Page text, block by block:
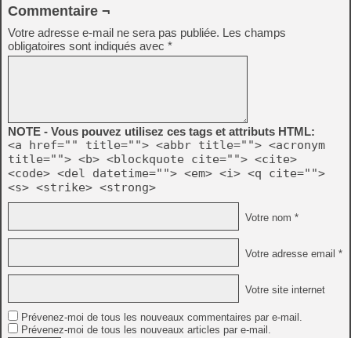
Commentaire ¬
Votre adresse e-mail ne sera pas publiée. Les champs
obligatoires sont indiqués avec *
NOTE - Vous pouvez utilisez ces tags et attributs HTML:
<a href="" title=""> <abbr title=""> <acronym
title=""> <b> <blockquote cite=""> <cite>
<code> <del datetime=""> <em> <i> <q cite="">
<s> <strike> <strong>
Votre nom *
Votre adresse email *
Votre site internet
Prévenez-moi de tous les nouveaux commentaires par e-mail.
Prévenez-moi de tous les nouveaux articles par e-mail.